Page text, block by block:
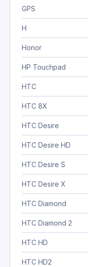
GPS
H
Honor
HP Touchpad
HTC
HTC 8X
HTC Desire
HTC Desire HD
HTC Desire S
HTC Desire X
HTC Diamond
HTC Diamond 2
HTC HD
HTC HD2